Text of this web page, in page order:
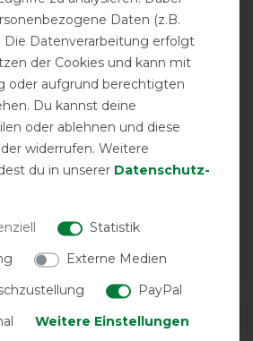
nur Größe S. Habe es trotzdem
Erstaunlicher Weise passen die
Bin sehr zufrieden.
Qualität
PRODUKTSICHERHEIT
Daten (z.B.
Die Datenverarbeitung erfolgt
der Cookies und kann mit
oder aufgrund berechtigten
Du kannst deine
oder ablehnen und diese
widerrufen. Weitere
du in unserer Daten­schutz­
Statistik
Externe Medien
PayPal
Weitere Einstellungen